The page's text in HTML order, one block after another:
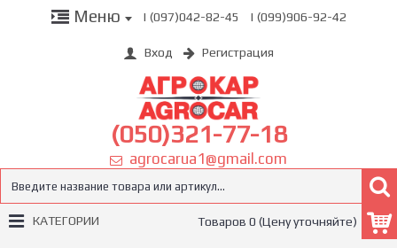
Меню | (097)042-82-45 | (099)906-92-42
Вход Регистрация
(050)321-77-18
agrocarua1@gmail.com
Товаров 0 (Цену уточняйте)
КАТЕГОРИИ